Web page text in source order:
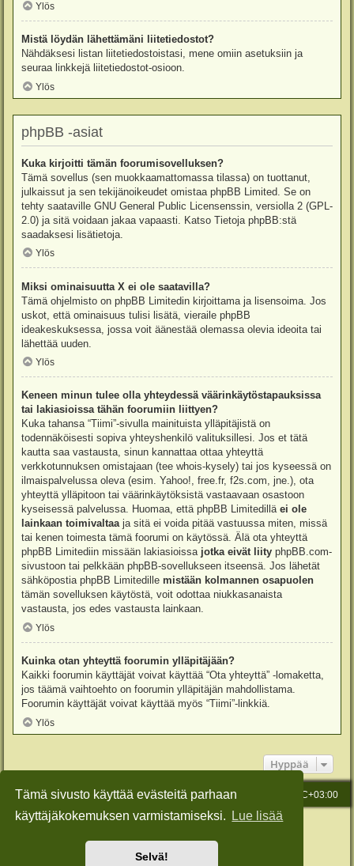
Tämä sivusto käyttää evästeitä parhaan
käyttäjäkokemuksen varmistamiseksi.
Lue lisää
Selvä!
Ylös
Mistä löydän lähettämäni liitetiedostot?
Nähdäksesi listan liitetiedostoistasi, mene omiin asetuksiin ja
seuraa linkkejä liitetiedostot-osioon.
Ylös
phpBB -asiat
Kuka kirjoitti tämän foorumisovelluksen?
Tämä sovellus (sen muokkaamattomassa tilassa) on tuottanut,
julkaissut ja sen tekijänoikeudet omistaa phpBB Limited . Se on
tehty saataville GNU General Public Licensenssin, versiolla 2 (GPL-
2.0) ja sitä voidaan jakaa vapaasti. Katso Tietoja phpBB:stä
saadaksesi lisätietoja.
Ylös
Miksi ominaisuutta X ei ole saatavilla?
Tämä ohjelmisto on phpBB Limitedin kirjoittama ja lisensoima. Jos
uskot, että ominaisuus tulisi lisätä, vieraile phpBB
ideakeskuksessa , jossa voit äänestää olemassa olevia ideoita tai
lähettää uuden.
Ylös
Keneen minun tulee olla yhteydessä väärinkäytöstapauksissa
tai lakiasioissa tähän foorumiin liittyen?
Kuka tahansa “Tiimi”-sivulla mainituista ylläpitäjistä on
todennäköisesti sopiva yhteyshenkilö valituksillesi. Jos et tätä
kautta saa vastausta, sinun kannattaa ottaa yhteyttä
verkkotunnuksen omistajaan (tee whois-kysely) tai jos kyseessä on
ilmaispalvelussa oleva (esim. Yahoo!, free.fr, f2s.com, jne.), ota
yhteyttä ylläpitoon tai väärinkäytöksistä vastaavaan osastoon
kyseisessä palvelussa. Huomaa, että phpBB Limitedillä ei ole
lainkaan toimivaltaaja sitä ei voida pitää vastuussa miten, missä
tai kenen toimesta tämä foorumi on käytössä. Älä ota yhteyttä
phpBB Limitediin missään lakiasioissa jotka eivät liity phpBB.com-
sivustoon tai pelkkään phpBB-sovellukseen itseensä. Jos lähetät
sähköpostia phpBB Limitedille mistään kolmannen osapuolen
tämän sovelluksen käytöstä, voit odottaa niukkasanaista
vastausta, jos edes vastausta lainkaan.
Ylös
Kuinka otan yhteyttä foorumin ylläpitäjään?
Kaikki foorumin käyttäjät voivat käyttää “Ota yhteyttä” -lomaketta,
jos täämä vaihtoehto on foorumin ylläpitäjän mahdollistama.
Foorumin käyttäjät voivat käyttää myös “Tiimi”-linkkiä.
Ylös
Hyppää
Etusivu Kaikki ajat ovat UTC+03:00
Viesti Ylläpidolle
Keskustelufoorumin ohjelmistophpBB® Forum Software © phpBB Limited